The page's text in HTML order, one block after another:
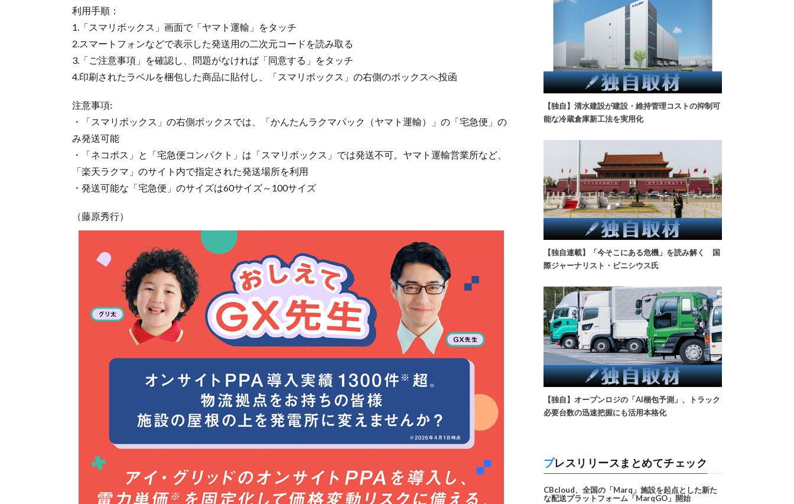
利用手順：
1.「スマリボックス」画面で「ヤマト運輸」をタッチ
2.スマートフォンなどで表示した発送用の二次元コードを読み取る
3.「ご注意事項」を確認し、問題がなければ「同意する」をタッチ
4.印刷されたラベルを梱包した商品に貼付し、「スマリボックス」の右側のボックスへ投函
注意事項:
・「スマリボックス」の右側ボックスでは、「かんたんラクマパック（ヤマト運輸）」の「宅急便」の
み発送可能
・「ネコポス」と「宅急便コンパクト」は「スマリボックス」では発送不可。ヤマト運輸営業所など、
「楽天ラクマ」のサイト内で指定された発送場所を利用
・発送可能な「宅急便」のサイズは60サイズ～100サイズ
（藤原秀行）
【独自】清水建設が建設・維持管理コストの抑制可
能な冷蔵倉庫新工法を実用化
【独自連載】「今そこにある危機」を読み解く 国
際ジャーナリスト・ビニシウス氏
【独自】オープンロジの「AI梱包予測」、トラック
必要台数の迅速把握にも活用本格化
プレスリリースまとめてチェック
CBcloud、全国の「Marq」施設を起点とした新た
な配送プラットフォーム「MarqGO」開始